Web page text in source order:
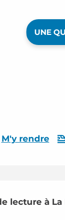
UNE
M'y rendre
lecture à